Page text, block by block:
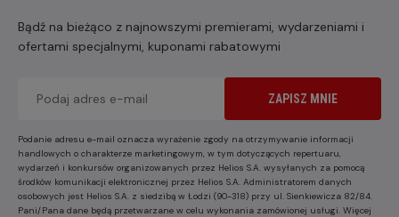
Bądź na bieżąco z najnowszymi premierami, wydarzeniami i
ofertami specjalnymi, kuponami rabatowymi
ZAPISZ MNIE
Podanie adresu e-mail oznacza wyrażenie zgody na otrzymywanie informacji
handlowych o charakterze marketingowym, w tym dotyczących repertuaru,
wydarzeń i konkursów organizowanych przez Helios S.A. wysyłanych za pomocą
środków komunikacji elektronicznej przez Helios S.A. Administratorem danych
osobowych jest Helios S.A. z siedzibą w Łodzi (90-318) przy ul. Sienkiewicza 82/84.
Pani/Pana dane będą przetwarzane w celu wykonania zamówionej usługi. Więcej